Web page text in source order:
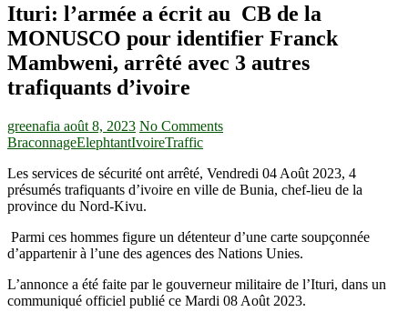
Ituri: l’armée a écrit au CB de la
MONUSCO pour identifier Franck
Mambweni, arrêté avec 3 autres
trafiquants d’ivoire
greenafia août 8, 2023 No Comments
BraconnageElephtantIvoireTraffic
Les services de sécurité ont arrêté, Vendredi 04 Août 2023, 4
présumés trafiquants d’ivoire en ville de Bunia, chef-lieu de la
province du Nord-Kivu.
Parmi ces hommes figure un détenteur d’une carte soupçonnée
d’appartenir à l’une des agences des Nations Unies.
L’annonce a été faite par le gouverneur militaire de l’Ituri, dans un
communiqué officiel publié ce Mardi 08 Août 2023.